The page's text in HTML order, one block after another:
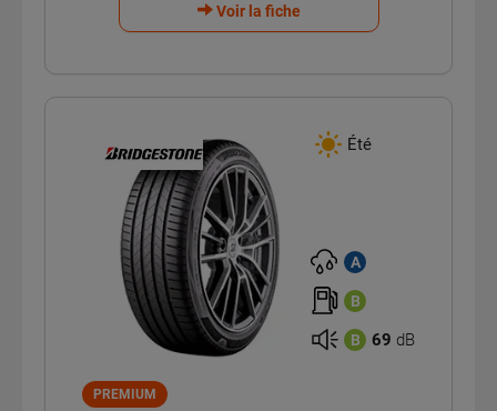
Voir la fiche
Été
A
B
B 69 dB
PREMIUM